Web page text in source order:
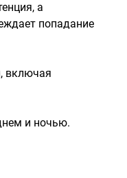
а
попадание
включая
и ночью.